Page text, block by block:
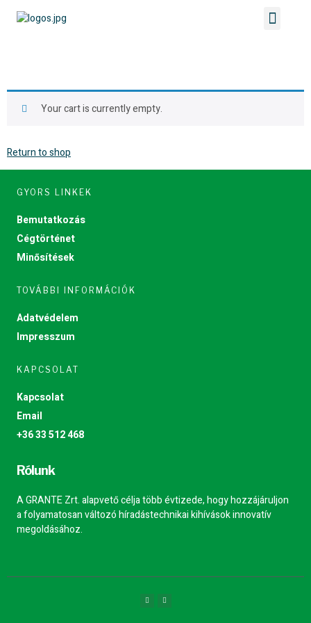
Your cart is currently empty.
Return to shop
GYORS LINKEK
Bemutatkozás
Cégtörténet
Minősítések
TOVÁBBI INFORMÁCIÓK
Adatvédelem
Impresszum
KAPCSOLAT
Kapcsolat
Email
+36 33 512 468
Rólunk
A GRANTE Zrt. alapvető célja több évtizede, hogy hozzájáruljon
a folyamatosan változó híradástechnikai kihívások innovatív
megoldásához.